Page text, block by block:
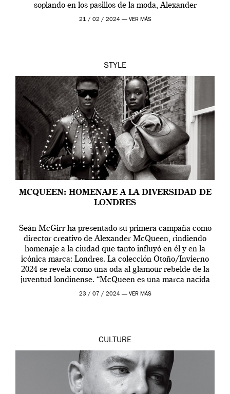
soplando en los pasillos de la moda, Alexander
McQueen se prepara para una […]
21 / 02 / 2024 — VER MÁS
STYLE
MCQUEEN: HOMENAJE A LA DIVERSIDAD DE
LONDRES
Seán McGirr ha presentado su primera campaña como
director creativo de Alexander McQueen, rindiendo
homenaje a la ciudad que tanto influyó en él y en la
icónica marca: Londres. La colección Otoño/Invierno
2024 se revela como una oda al glamour rebelde de la
juventud londinense. “McQueen es una marca nacida
en Londres y siempre ha […]
23 / 07 / 2024 — VER MÁS
CULTURE